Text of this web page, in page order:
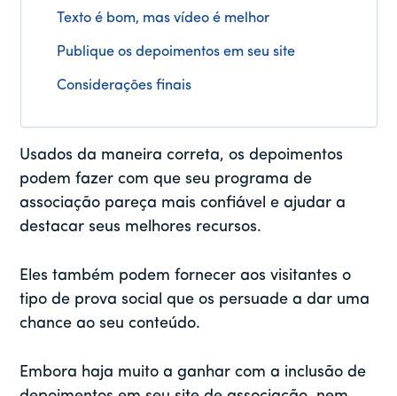
Texto é bom, mas vídeo é melhor
Publique os depoimentos em seu site
Considerações finais
Usados da maneira correta, os depoimentos
podem fazer com que seu programa de
associação pareça mais confiável e ajudar a
destacar seus melhores recursos.
Eles também podem fornecer aos visitantes o
tipo de prova social que os persuade a dar uma
chance ao seu conteúdo.
Embora haja muito a ganhar com a inclusão de